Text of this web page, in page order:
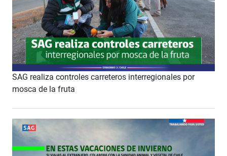
SAG realiza controles carreteros interregionales por
mosca de la fruta